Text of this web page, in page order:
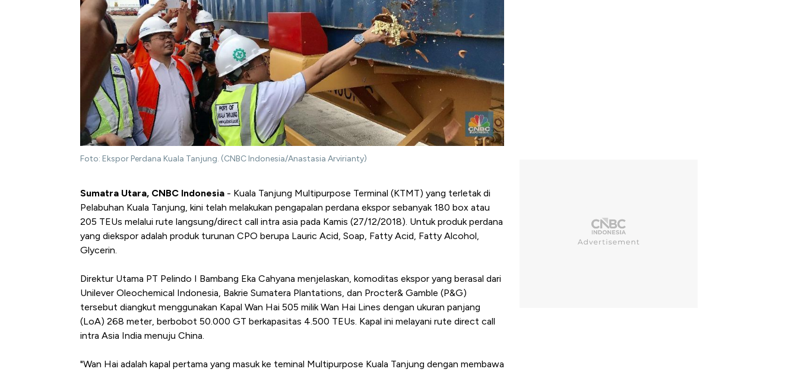
Foto: Ekspor Perdana Kuala Tanjung. (CNBC Indonesia/Anastasia Arvirianty)
Sumatra Utara, CNBC Indonesia - Kuala Tanjung Multipurpose Terminal (KTMT) yang terletak di
Pelabuhan Kuala Tanjung, kini telah melakukan pengapalan perdana ekspor sebanyak 180 box atau
205 TEUs melalui rute langsung/direct call intra asia pada Kamis (27/12/2018). Untuk produk perdana
yang diekspor adalah produk turunan CPO berupa Lauric Acid, Soap, Fatty Acid, Fatty Alcohol,
Glycerin.
Direktur Utama PT Pelindo I Bambang Eka Cahyana menjelaskan, komoditas ekspor yang berasal dari
Unilever Oleochemical Indonesia, Bakrie Sumatera Plantations, dan Procter& Gamble (P&G)
tersebut diangkut menggunakan Kapal Wan Hai 505 milik Wan Hai Lines dengan ukuran panjang
(LoA) 268 meter, berbobot 50.000 GT berkapasitas 4.500 TEUs. Kapal ini melayani rute direct call
intra Asia India menuju China.
"Wan Hai adalah kapal pertama yang masuk ke teminal Multipurpose Kuala Tanjung dengan membawa